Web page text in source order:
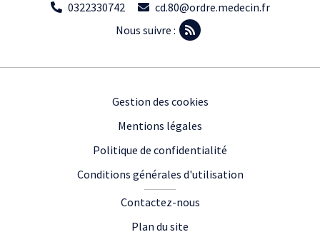
0322330742
cd.80@ordre.medecin.fr
Nous suivre :
Gestion des cookies
Mentions légales
Politique de confidentialité
Conditions générales d'utilisation
Contactez-nous
Plan du site